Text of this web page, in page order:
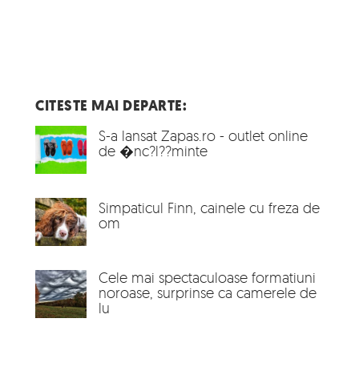
CITESTE MAI DEPARTE:
S-a lansat Zapas.ro - outlet online
de �nc?l??minte
Simpaticul Finn, cainele cu freza de
om
Cele mai spectaculoase formatiuni
noroase, surprinse ca camerele de
lu